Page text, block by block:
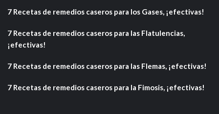
7 Recetas de remedios caseros para los Gases, ¡efectivas!
7 Recetas de remedios caseros para las Flatulencias,
¡efectivas!
7 Recetas de remedios caseros para las Flemas, ¡efectivas!
7 Recetas de remedios caseros para la Fimosis, ¡efectivas!